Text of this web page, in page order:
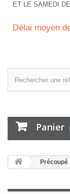
ET LE SAMEDI
Délai moyen
Panier
Précoupé